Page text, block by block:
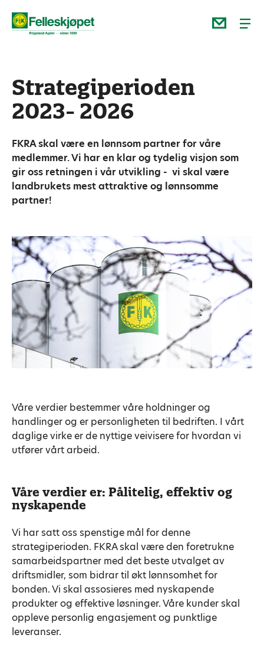
Strategiperioden
2023- 2026
FKRA skal være en lønnsom partner for våre
medlemmer. Vi har en klar og tydelig visjon som
gir oss retningen i vår utvikling - vi skal være
landbrukets mest attraktive og lønnsomme
partner!
Våre verdier bestemmer våre holdninger og
handlinger og er personligheten til bedriften. I vårt
daglige virke er de nyttige veivisere for hvordan vi
utfører vårt arbeid.
Våre verdier er: Pålitelig, effektiv og
nyskapende
Vi har satt oss spenstige mål for denne
strategiperioden. FKRA skal være den foretrukne
samarbeidspartner med det beste utvalget av
driftsmidler, som bidrar til økt lønnsomhet for
bonden. Vi skal assosieres med nyskapende
produkter og effektive løsninger. Våre kunder skal
oppleve personlig engasjement og punktlige
leveranser.